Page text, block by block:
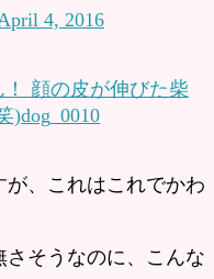
4, 2016
が、これはこれでかわ
そうなのに、こんな